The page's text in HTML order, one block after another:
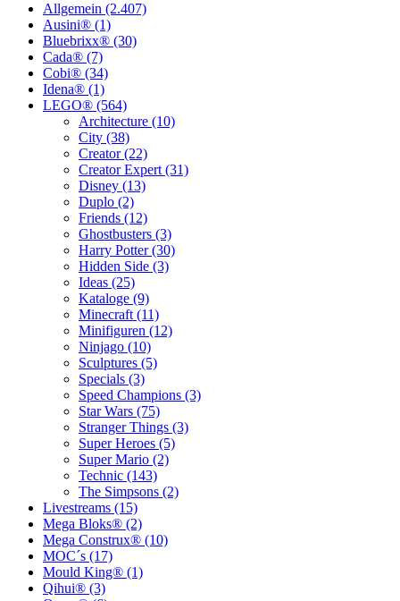
Allgemein (2.407)
Ausini® (1)
Bluebrixx® (30)
Cada® (7)
Cobi® (34)
Idena® (1)
LEGO® (564)
Architecture (10)
City (38)
Creator (22)
Creator Expert (31)
Disney (13)
Duplo (2)
Friends (12)
Ghostbusters (3)
Harry Potter (30)
Hidden Side (3)
Ideas (25)
Kataloge (9)
Minecraft (11)
Minifiguren (12)
Ninjago (10)
Sculptures (5)
Specials (3)
Speed Champions (3)
Star Wars (75)
Stranger Things (3)
Super Heroes (5)
Super Mario (2)
Technic (143)
The Simpsons (2)
Livestreams (15)
Mega Bloks® (2)
Mega Construx® (10)
MOC´s (17)
Mould King® (1)
Qihui® (3)